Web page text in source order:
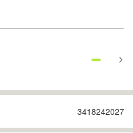
3418242027